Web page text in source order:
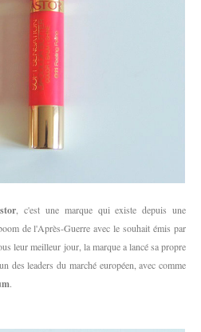
, c'est une marque qui existe depuis une
de l'Après-Guerre avec le souhait émis par
leur meilleur jour, la marque a lancé sa propre
des leaders du marché européen, avec comme
.